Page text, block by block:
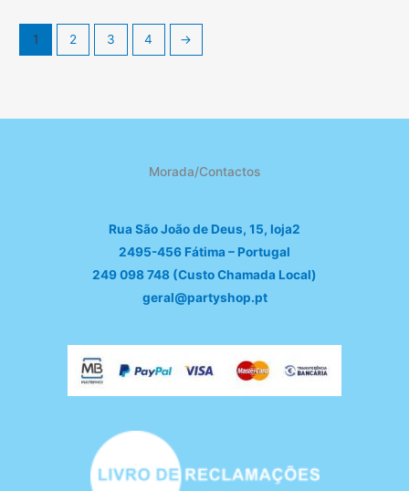
1 2 3 4 →
Morada/Contactos
Rua São João de Deus, 15, loja2
2495-456 Fátima – Portugal
249 098 748 (Custo Chamada Local)
geral@partyshop.pt